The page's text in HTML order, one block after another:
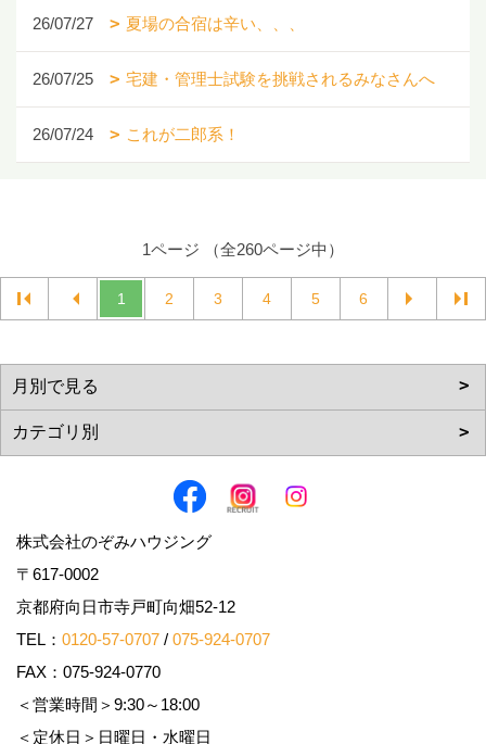
26/07/27 夏場の合宿は辛い、、、
26/07/25 宅建・管理士試験を挑戦されるみなさんへ
26/07/24 これが二郎系！
1ページ （全260ページ中）
1 2 3 4 5 6
株式会社のぞみハウジング
〒617-0002
京都府向日市寺戸町向畑52-12
TEL： 0120-57-0707 / 075-924-0707
FAX：075-924-0770
＜営業時間＞9:30～18:00
＜定休日＞日曜日・水曜日